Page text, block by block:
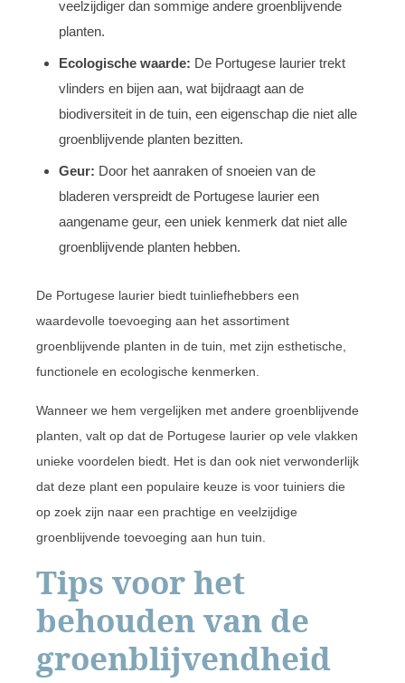
veelzijdiger dan sommige andere groenblijvende
planten.
Ecologische waarde: De Portugese laurier trekt
vlinders en bijen aan, wat bijdraagt aan de
biodiversiteit in de tuin, een eigenschap die niet alle
groenblijvende planten bezitten.
Geur: Door het aanraken of snoeien van de
bladeren verspreidt de Portugese laurier een
aangename geur, een uniek kenmerk dat niet alle
groenblijvende planten hebben.
De Portugese laurier biedt tuinliefhebbers een
waardevolle toevoeging aan het assortiment
groenblijvende planten in de tuin, met zijn esthetische,
functionele en ecologische kenmerken.
Wanneer we hem vergelijken met andere groenblijvende
planten, valt op dat de Portugese laurier op vele vlakken
unieke voordelen biedt. Het is dan ook niet verwonderlijk
dat deze plant een populaire keuze is voor tuiniers die
op zoek zijn naar een prachtige en veelzijdige
groenblijvende toevoeging aan hun tuin.
Tips voor het
behouden van de
groenblijvendheid